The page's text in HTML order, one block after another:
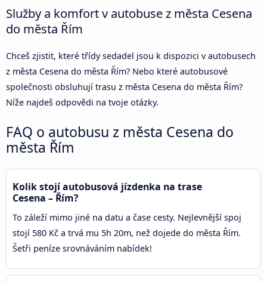
Služby a komfort v autobuse z města Cesena
do města Řím
Chceš zjistit, které třídy sedadel jsou k dispozici v autobusech
z města Cesena do města Řím? Nebo které autobusové
společnosti obsluhují trasu z města Cesena do města Řím?
Níže najdeš odpovědi na tvoje otázky.
FAQ o autobusu z města Cesena do
města Řím
Kolik stojí autobusová jízdenka na trase
Cesena – Řím?
To záleží mimo jiné na datu a čase cesty. Nejlevnější spoj
stojí 580 Kč a trvá mu 5h 20m, než dojede do města Řím.
Šetři peníze srovnáváním nabídek!